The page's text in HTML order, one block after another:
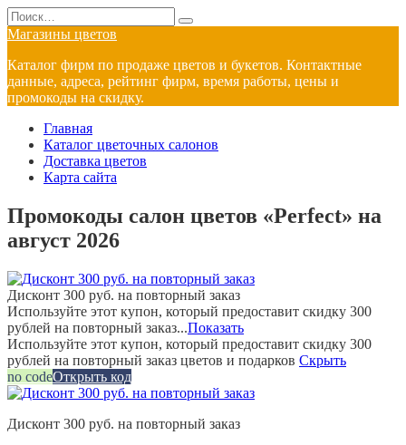
Перейти
к
содержанию
Search
for:
Магазины цветов
Каталог фирм по продаже цветов и букетов. Контактные
данные, адреса, рейтинг фирм, время работы, цены и
промокоды на скидку.
Главная
Каталог цветочных салонов
Доставка цветов
Карта сайта
Промокоды салон цветов «Perfect» на
август 2026
Дисконт 300 руб. на повторный заказ
Используйте этот купон, который предоставит скидку 300
рублей на повторный заказ...Показать
Используйте этот купон, который предоставит скидку 300
рублей на повторный заказ цветов и подарков Скрыть
no codeОткрыть код
Дисконт 300 руб. на повторный заказ